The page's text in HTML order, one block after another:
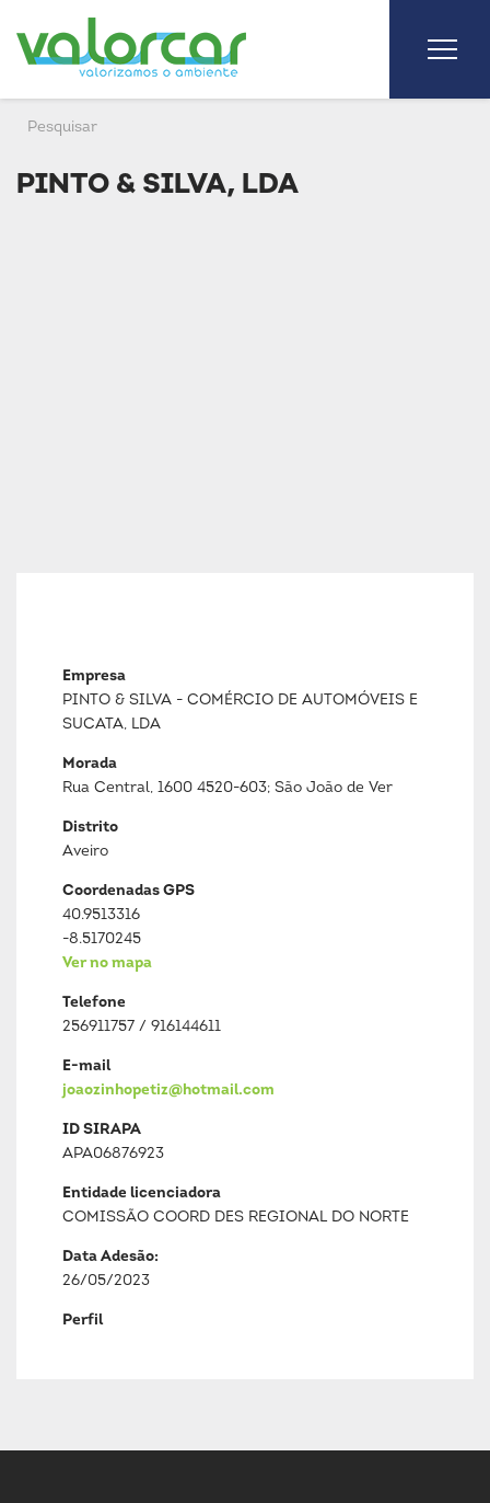
PINTO & SILVA, LDA
Empresa
PINTO & SILVA - COMÉRCIO DE AUTOMÓVEIS E
SUCATA, LDA
Morada
Rua Central, 1600 4520-603; São João de Ver
Distrito
Aveiro
Coordenadas GPS
40.9513316
-8.5170245
Ver no mapa
Telefone
256911757 / 916144611
E-mail
joaozinhopetiz@hotmail.com
ID SIRAPA
APA06876923
Entidade licenciadora
COMISSÃO COORD DES REGIONAL DO NORTE
Data Adesão:
26/05/2023
Perfil